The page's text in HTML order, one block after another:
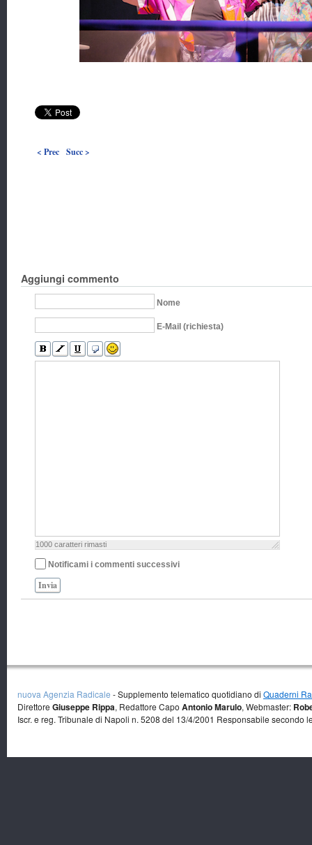
< Prec Succ >
Aggiungi commento
Nome
E-Mail (richiesta)
1000 caratteri rimasti
Notificami i commenti successivi
Invia
nuova Agenzia Radicale - Supplemento telematico quotidiano di Quaderni
Direttore Giuseppe Rippa, Redattore Capo Antonio Marulo, Webmaster:
Iscr. e reg. Tribunale di Napoli n. 5208 del 13/4/2001 Responsabile secondo